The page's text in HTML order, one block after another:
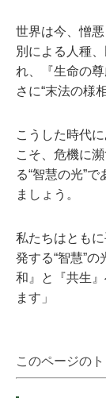
世界は今、憎
別による人種
れ、『生命の
さに“末法の様
こうした時代
こそ、危機に
る“智慧の光”
ましょう。
私たちはとも
発する“智慧”
和』と『共生
ます」
このページの